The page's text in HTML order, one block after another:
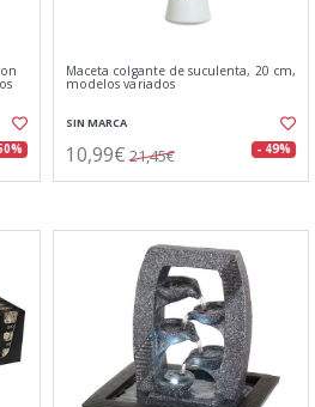
Maceta colgante de suculenta, 20 cm,
modelos variados
SIN MARCA
10,99€ 21,45€ - 49%